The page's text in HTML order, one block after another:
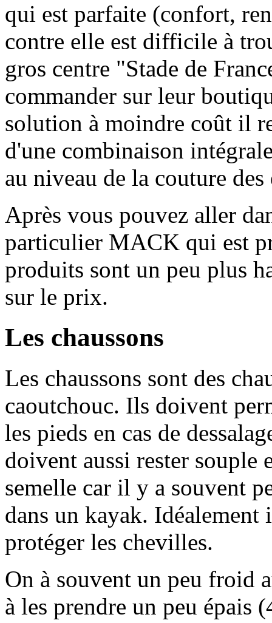
qui est parfaite (confort,
contre elle est difficile à
gros centre "Stade de
commander sur leur
solution à moindre coût il
d'une combinaison
au niveau de la couture des
Après vous pouvez aller
particulier MACK qui est
produits sont un peu plus
sur le prix.
Les chaussons
Les chaussons sont des
caoutchouc. Ils doivent
les pieds en cas de
doivent aussi rester souple
semelle car il y a souvent
dans un kayak. Idéalement
protéger les chevilles.
On à souvent un peu froid
à les prendre un peu épais